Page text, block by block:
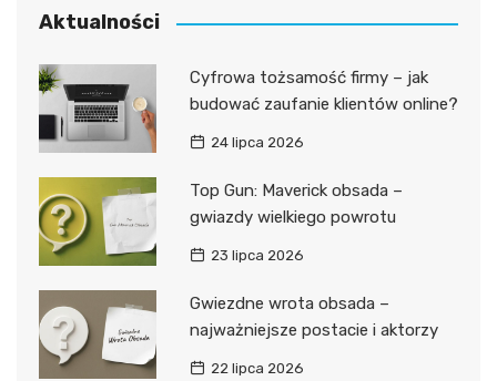
Aktualności
Cyfrowa tożsamość firmy – jak
budować zaufanie klientów online?
24 lipca 2026
Top Gun: Maverick obsada –
gwiazdy wielkiego powrotu
23 lipca 2026
Gwiezdne wrota obsada –
najważniejsze postacie i aktorzy
22 lipca 2026